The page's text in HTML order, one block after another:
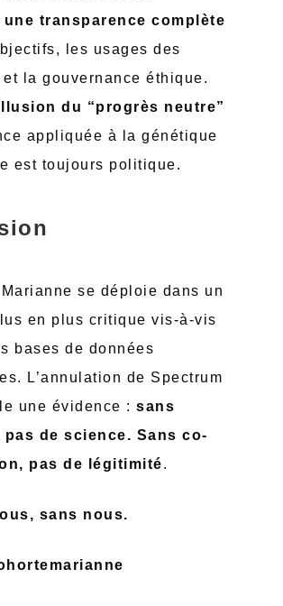
une transparence complète
les usages des
et la gouvernance éthique.
du “progrès neutre”
appliquée à la génétique
est toujours politique.
se déploie dans un
en plus critique vis-à-vis
bases de données
L’annulation de Spectrum
une évidence : sans
de science. Sans co-
pas de légitimité.
sans nous.